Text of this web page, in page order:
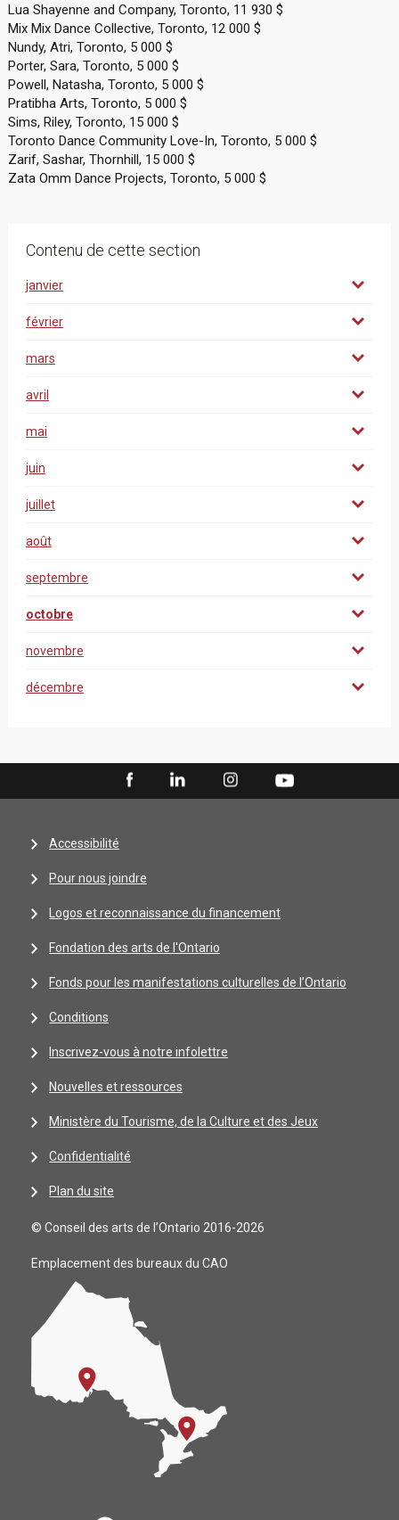
Lua Shayenne and Company, Toronto, 11 930 $
Mix Mix Dance Collective, Toronto, 12 000 $
Nundy, Atri, Toronto, 5 000 $
Porter, Sara, Toronto, 5 000 $
Powell, Natasha, Toronto, 5 000 $
Pratibha Arts, Toronto, 5 000 $
Sims, Riley, Toronto, 15 000 $
Toronto Dance Community Love-In, Toronto, 5 000 $
Zarif, Sashar, Thornhill, 15 000 $
Zata Omm Dance Projects, Toronto, 5 000 $
Contenu de cette section
janvier
février
mars
avril
mai
juin
juillet
août
septembre
octobre
novembre
décembre
Accessibilité
Pour nous joindre
Logos et reconnaissance du financement
Fondation des arts de l'Ontario
Fonds pour les manifestations culturelles de l’Ontario
Conditions
Inscrivez-vous à notre infolettre
Nouvelles et ressources
Ministère du Tourisme, de la Culture et des Jeux
Confidentialité
Plan du site
© Conseil des arts de l’Ontario 2016-2026
Emplacement des bureaux du CAO